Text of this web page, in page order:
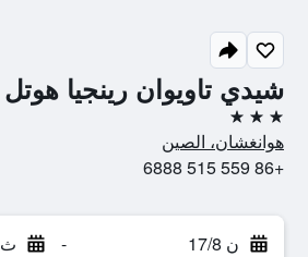
شيدي تاويوان رينجيا هوتل
3 نجوم
هوانغشان، الصين
+86 559 515 6888
ن 17/8 - ث 18/8